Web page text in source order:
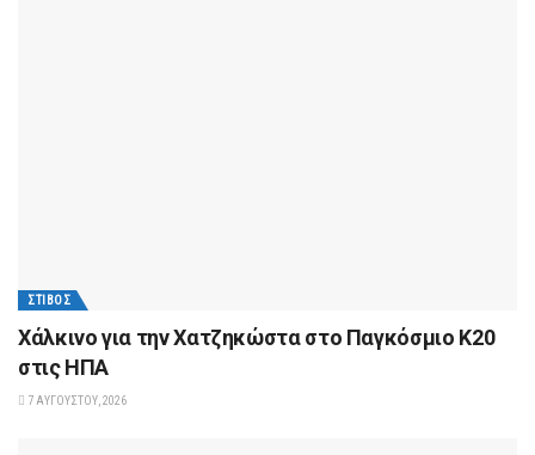
ΣΤΊΒΟΣ
Xάλκινο για την Χατζηκώστα στο Παγκόσμιο Κ20
στις ΗΠΑ
7 ΑΥΓΟΎΣΤΟΥ, 2026